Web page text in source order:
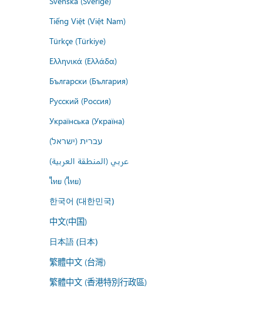
Tiếng Việt (Việt Nam)
Türkçe (Türkiye)
Ελληνικά (Ελλάδα)
Български (България)
Русский (Россия)
Українська (Україна)
עברית (ישראל)
عربي (المنطقة العربية)
ไทย (ไทย)
한국어 (대한민국)
中文(中国)
日本語 (日本)
繁體中文 (台灣)
繁體中文 (香港特別行政區)